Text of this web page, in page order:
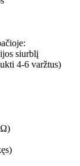
siurblį
4-6 varžtus)
Ω)